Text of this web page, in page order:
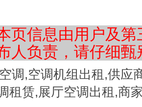
页信息由用户及
人负责，请仔细甄
调,空调机组出租,供应
租赁,展厅空调出租,商